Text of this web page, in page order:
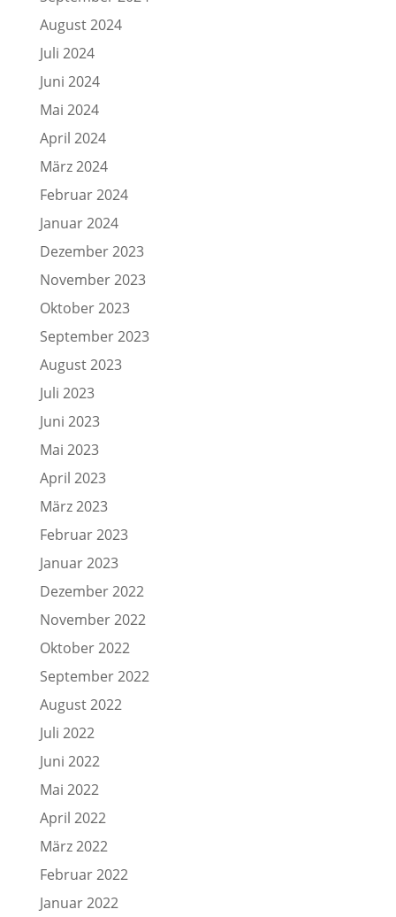
August 2024
Juli 2024
Juni 2024
Mai 2024
April 2024
März 2024
Februar 2024
Januar 2024
Dezember 2023
November 2023
Oktober 2023
September 2023
August 2023
Juli 2023
Juni 2023
Mai 2023
April 2023
März 2023
Februar 2023
Januar 2023
Dezember 2022
November 2022
Oktober 2022
September 2022
August 2022
Juli 2022
Juni 2022
Mai 2022
April 2022
März 2022
Februar 2022
Januar 2022